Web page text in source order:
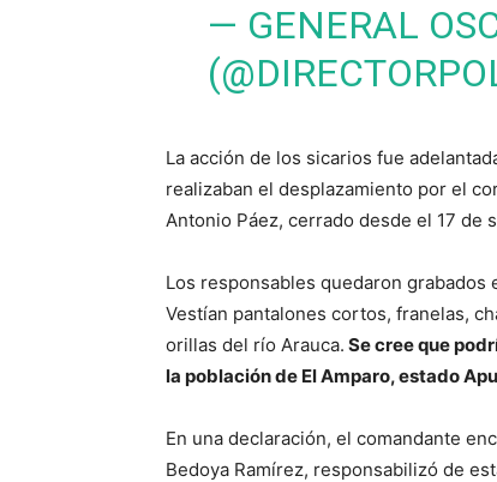
— GENERAL
La acción de los sicarios fue
realizaban el desplazamiento por el
Antonio Páez, cerrado desde el 17 de
Los responsables quedaron grabados
Vestían pantalones cortos, franelas,
orillas del río Arauca. Se cree que
la población de El Amparo, estado
En una declaración, el comandante
Bedoya Ramírez, responsabilizó de